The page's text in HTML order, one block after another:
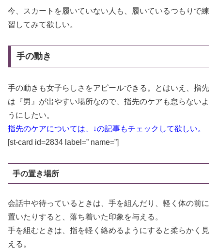
今、スカートを履いていない人も、履いているつもりで練
習してみて欲しい。
手の動き
手の動きも女子らしさをアピールできる。とはいえ、指先
は『男』が出やすい場所なので、指先のケアも怠らないよ
うにしたい。
指先のケアについては、↓の記事もチェックして欲しい。
[st-card id=2834 label=” name=”]
手の置き場所
会話中や待っているときは、手を組んだり、軽く体の前に
置いたりすると、落ち着いた印象を与える。
手を組むときは、指を軽く絡めるようにすると柔らかく見
える。